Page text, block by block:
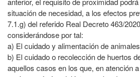
situación de necesidad, a los efectos
7.1.g) del referido Real Decreto 463/
considerándose por tal:
a) El cuidado y alimentación de
b) El cuidado o recolección de huertos
aquellos casos en los que, en atención